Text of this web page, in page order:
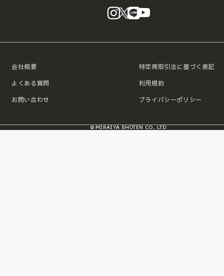
instagram
X LINE
会社概要
よくある質問
お問い合わせ
特定商取引法に基づく表記
利用規約
プライバシーポリシー
© MIRAIYA SHOTEN CO., LTD.